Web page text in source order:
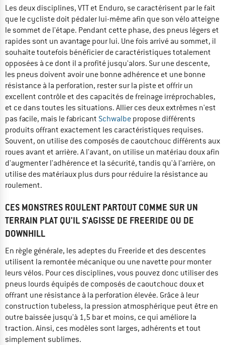
Les deux disciplines, VTT et Enduro, se caractérisent par le fait
que le cycliste doit pédaler lui-même afin que son vélo atteigne
le sommet de l'étape. Pendant cette phase, des pneus légers et
rapides sont un avantage pour lui. Une fois arrivé au sommet, il
souhaite toutefois bénéficier de caractéristiques totalement
opposées à ce dont il a profité jusqu'alors. Sur une descente,
les pneus doivent avoir une bonne adhérence et une bonne
résistance à la perforation, rester sur la piste et offrir un
excellent contrôle et des capacités de freinage irréprochables,
et ce dans toutes les situations. Allier ces deux extrêmes n'est
pas facile, mais le fabricant Schwalbe propose différents
produits offrant exactement les caractéristiques requises.
Souvent, on utilise des composés de caoutchouc différents aux
roues avant et arrière. A l'avant, on utilise un matériau doux afin
d'augmenter l'adhérence et la sécurité, tandis qu'à l'arrière, on
utilise des matériaux plus durs pour réduire la résistance au
roulement.
CES MONSTRES ROULENT PARTOUT COMME SUR UN
TERRAIN PLAT QU'IL S'AGISSE DE FREERIDE OU DE
DOWNHILL
En règle générale, les adeptes du Freeride et des descentes
utilisent la remontée mécanique ou une navette pour monter
leurs vélos. Pour ces disciplines, vous pouvez donc utiliser des
pneus lourds équipés de composés de caoutchouc doux et
offrant une résistance à la perforation élevée. Grâce à leur
construction tubeless, la pression atmosphérique peut être en
outre baissée jusqu'à 1,5 bar et moins, ce qui améliore la
traction. Ainsi, ces modèles sont larges, adhérents et tout
simplement sublimes.